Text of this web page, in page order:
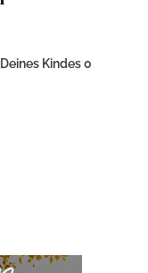
Kindes 0